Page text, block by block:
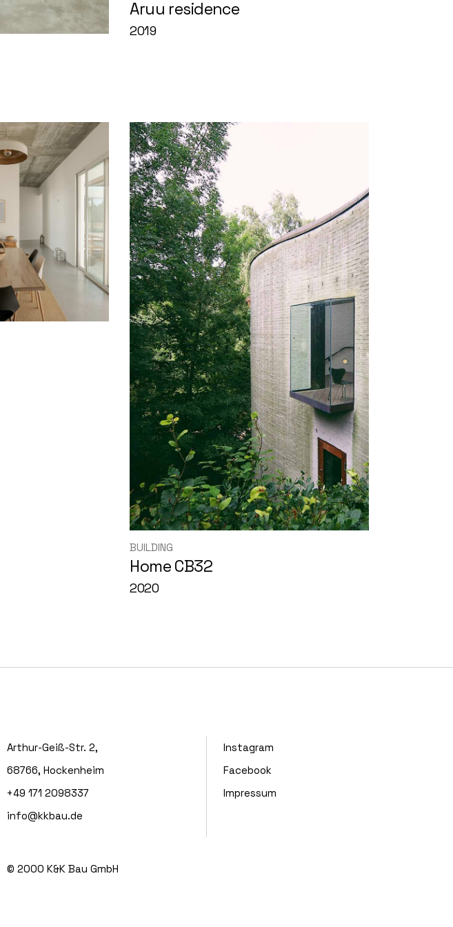
Aruu residence
2019
BUILDING
Home CB32
2020
Arthur-Geiß-Str. 2,
68766, Hockenheim
+49 171 2098337
info@kkbau.de
© 2000 K&K Bau GmbH
Instagram
Facebook
Impressum